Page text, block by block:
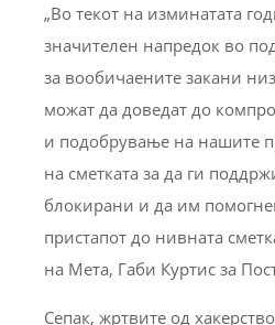
„Во текот на изминатата
значителен напредок во
за вообичаените закани
можат да доведат до
и подобрување на нашите
на сметката за да ги
блокирани и да им
пристапот до нивната
на Мета, Габи Куртис за
Сепак, жртвите од